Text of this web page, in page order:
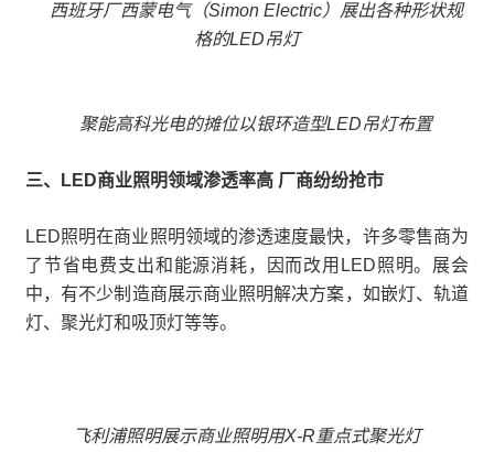
西班牙厂西蒙电气（Simon Electric）展出各种形状规
格的LED吊灯
聚能高科光电的摊位以银环造型LED吊灯布置
三、LED商业照明领域渗透率高 厂商纷纷抢市
LED照明在商业照明领域的渗透速度最快，许多零售商为
了节省电费支出和能源消耗，因而改用LED照明。展会
中，有不少制造商展示商业照明解决方案，如嵌灯、轨道
灯、聚光灯和吸顶灯等等。
飞利浦照明展示商业照明用X-R重点式聚光灯